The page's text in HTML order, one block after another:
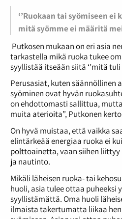
‘’Ruokaan tai syömiseen ei
mitä syömme ei määritä
Putkosen mukaan on eri asia
tarkastella mikä ruoka tukee
syyllistää itseään siitä ‘’mitä tuli
Perusasiat, kuten säännöllinen
syöminen ovat hyvän
on ehdottomasti sallittua,
muita aterioita”, Putkonen
On hyvä muistaa, että vaikka
elintärkeää energiaa ruoka ei
polttoainetta, vaan siihen liittyy
ja nautinto.
Mikäli läheisen ruoka- tai
huoli, asia tulee ottaa puheeksi
syyllistämättä. Oma huoli
ilmaista takertumatta liikaa